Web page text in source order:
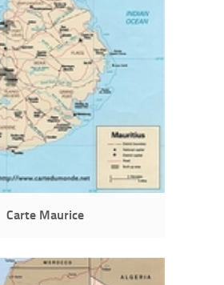
Carte Maurice